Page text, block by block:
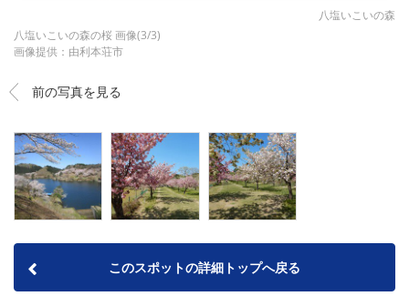
八塩いこいの森
八塩いこいの森の桜 画像(3/3)
画像提供：由利本荘市
前の写真を見る
このスポットの詳細トップへ戻る